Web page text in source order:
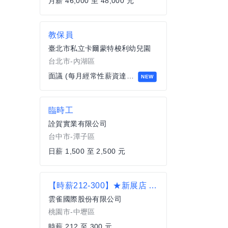
NEW
教保員
臺北市私立卡爾蒙特梭利幼兒園
台北市-內湖區
面議 (每月經常性薪資達四萬以上)
臨時工
詮賀實業有限公司
台中市-潭子區
日薪 1,500 至 2,500 元
【時薪212-300】★新展店 桃園內壢店【古拉爵 Grazie】內外場計時人員及大專院校實習生
雲雀國際股份有限公司
桃園市-中壢區